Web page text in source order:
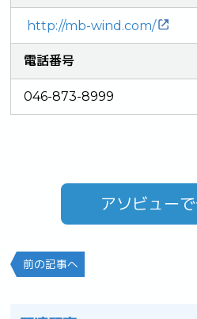
http://mb-wind.com/
電話番号
046-873-8999
アソビュー
前の記事へ